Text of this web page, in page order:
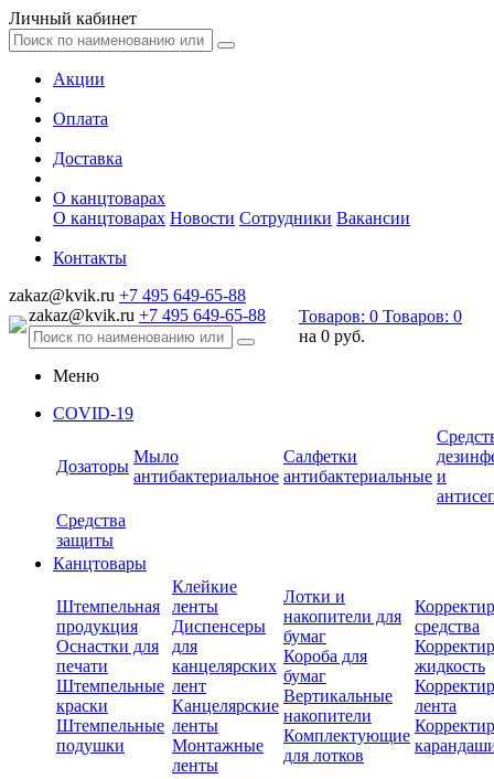
Личный кабинет
Акции
Оплата
Доставка
О канцтоварах
О канцтоварах Новости Сотрудники Вакансии
Контакты
zakaz@kvik.ru +7 495 649-65-88
zakaz@kvik.ru +7 495 649-65-88 Товаров: 0 Товаров: 0
на 0 руб.
Меню
COVID-19
Дозаторы
Мыло
антибактериальное
Салфетки
антибактериальные и
Средства
защиты
Канцтовары
Штемпельная
продукция
Оснастки для
печати
Штемпельные
краски
Штемпельные
подушки
Клейкие
ленты
Диспенсеры
для
канцелярских
лент
Канцелярские
ленты
Монтажные
ленты
Лотки и
накопители для
бумаг
Короба для
бумаг
Вертикальные
накопители
Комплектующие
для лотков
средства
жидкость
лента